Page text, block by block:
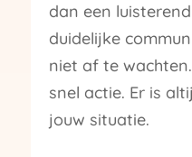
dan een
duidelijke
niet af te
snel actie. Er is
jouw situatie.